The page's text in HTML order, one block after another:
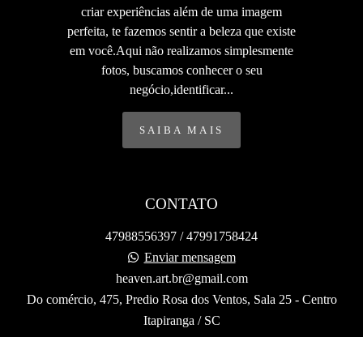
criar experiências além de uma imagem
perfeita, te fazemos sentir a beleza que existe
em você.Aqui não realizamos simplesmente
fotos, buscamos conhecer o seu
negócio,identificar...
SAIBA MAIS
CONTATO
47988556397 / 47991758424
Enviar mensagem
heaven.art.br@gmail.com
Do comércio, 475, Predio Rosa dos Ventos, Sala 25 - Centro
Itapiranga / SC